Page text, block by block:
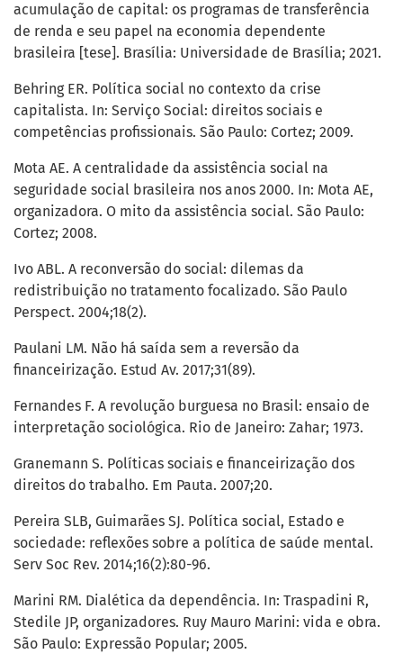
acumulação de capital: os programas de transferência
de renda e seu papel na economia dependente
brasileira [tese]. Brasília: Universidade de Brasília; 2021.
Behring ER. Política social no contexto da crise
capitalista. In: Serviço Social: direitos sociais e
competências profissionais. São Paulo: Cortez; 2009.
Mota AE. A centralidade da assistência social na
seguridade social brasileira nos anos 2000. In: Mota AE,
organizadora. O mito da assistência social. São Paulo:
Cortez; 2008.
Ivo ABL. A reconversão do social: dilemas da
redistribuição no tratamento focalizado. São Paulo
Perspect. 2004;18(2).
Paulani LM. Não há saída sem a reversão da
financeirização. Estud Av. 2017;31(89).
Fernandes F. A revolução burguesa no Brasil: ensaio de
interpretação sociológica. Rio de Janeiro: Zahar; 1973.
Granemann S. Políticas sociais e financeirização dos
direitos do trabalho. Em Pauta. 2007;20.
Pereira SLB, Guimarães SJ. Política social, Estado e
sociedade: reflexões sobre a política de saúde mental.
Serv Soc Rev. 2014;16(2):80-96.
Marini RM. Dialética da dependência. In: Traspadini R,
Stedile JP, organizadores. Ruy Mauro Marini: vida e obra.
São Paulo: Expressão Popular; 2005.